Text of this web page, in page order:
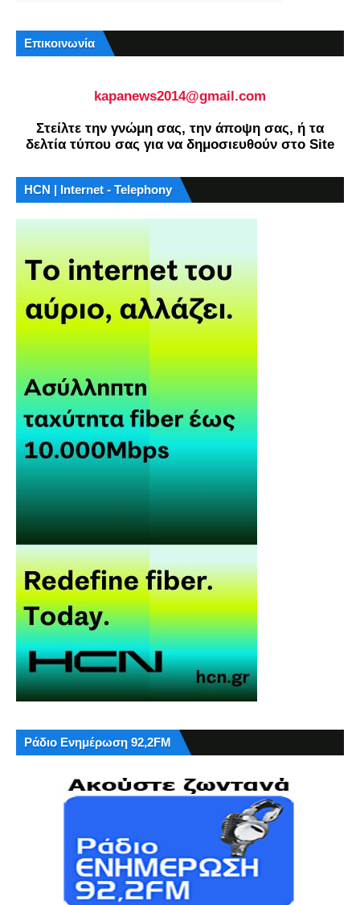
Επικοινωνία
kapanews2014@gmail.com
Στείλτε την γνώμη σας, την άποψη σας, ή τα
δελτία τύπου σας για να δημοσιευθούν στο Site
HCN | Internet - Telephony
Ράδιο Ενημέρωση 92,2FM